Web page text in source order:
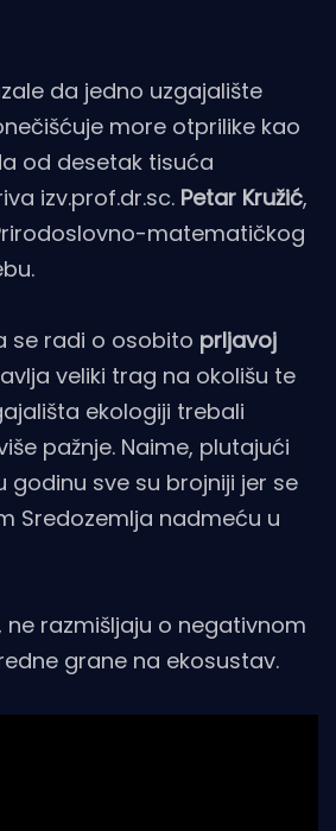
da jedno uzgajalište
more otprilike kao
od desetak tisuća
izv.prof.dr.sc. Petar Kružić,
matematičkog
se radi o osobito prljavoj
veliki trag na okolišu te
ekologiji trebali
pažnje. Naime, plutajući
godinu sve su brojniji jer se
Sredozemlja nadmeću u
ne razmišljaju o negativnom
grane na ekosustav.